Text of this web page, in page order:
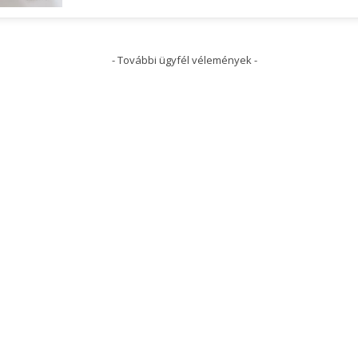
- További ügyfél vélemények -